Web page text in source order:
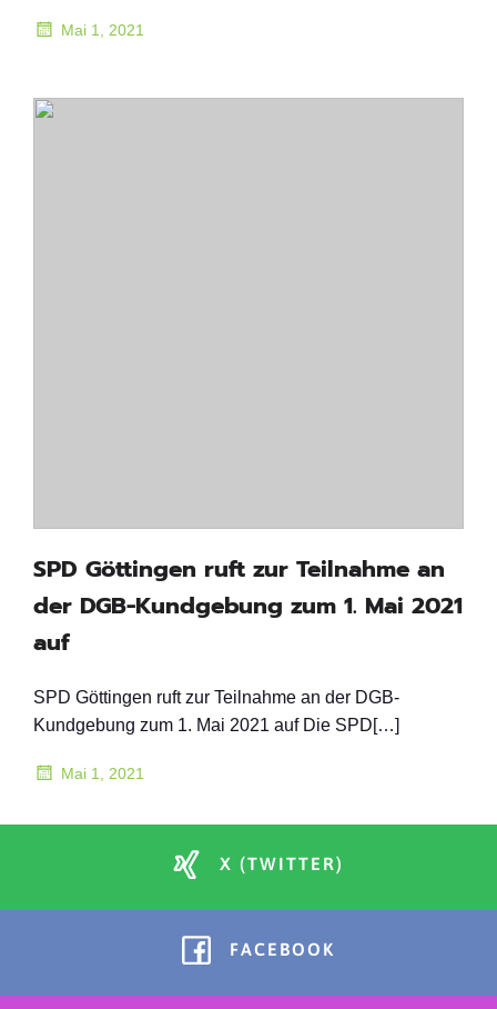
Mai 1, 2021
SPD Göttingen ruft zur Teilnahme an
der DGB-Kundgebung zum 1. Mai 2021
auf
SPD Göttingen ruft zur Teilnahme an der DGB-
Kundgebung zum 1. Mai 2021 auf Die SPD[…]
Mai 1, 2021
X (TWITTER)
FACEBOOK